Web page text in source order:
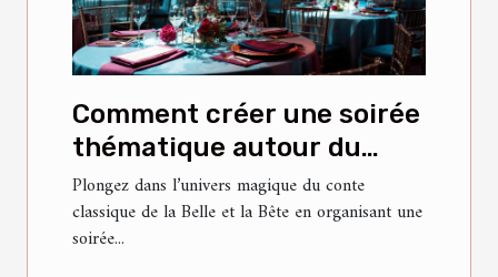
Comment créer une soirée
thématique autour du
conte classique de la Belle
et la Bête ?
Plongez dans l’univers magique du conte
classique de la Belle et la Bête en organisant une
soirée...